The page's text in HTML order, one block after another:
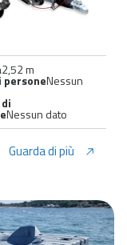
2,52 m
personeNessun
Nessun dato
Guarda di più